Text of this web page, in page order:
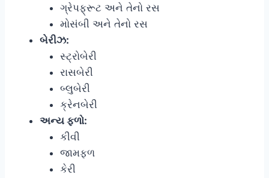
ગ્રેપફ્રૂટ અને તેનો રસ
મોસંબી અને તેનો રસ
બેરીઝ:
સ્ટ્રોબેરી
રાસબેરી
બ્લુબેરી
ક્રેનબેરી
અન્ય ફળો:
કીવી
જામફળ
કેરી